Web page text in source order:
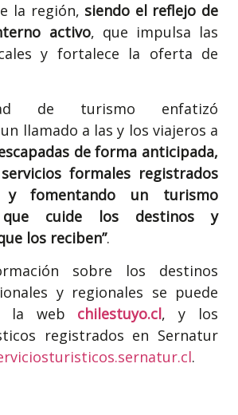
la región, siendo el reflejo de
activo, que impulsa las
y fortalece la oferta de
de turismo enfatizó
llamado a las y los viajeros a
de forma anticipada,
formales registrados
y fomentando un turismo
que cuide los destinos y
los reciben”.
sobre los destinos
y regionales se puede
la web
chilestuyo.cl, y los
registrados en Sernatur
cl.